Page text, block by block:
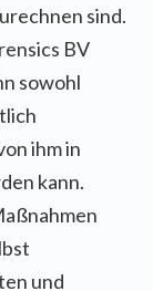
sind.
BV
sowohl
ihm in
kann.
und